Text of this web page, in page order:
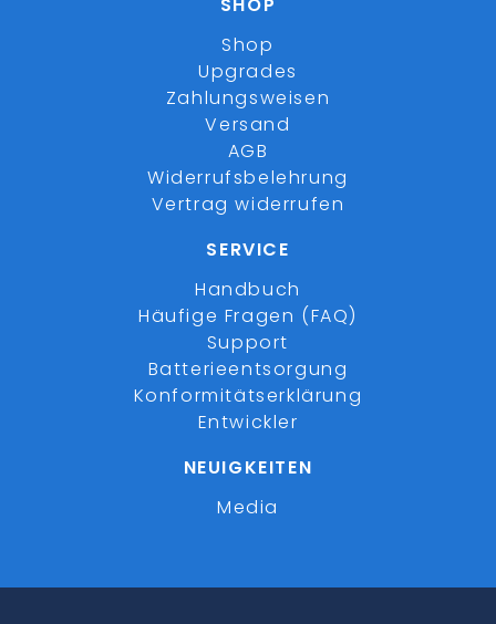
Shop
Upgrades
Zahlungsweisen
Versand
AGB
Widerrufsbelehrung
Vertrag widerrufen
SERVICE
Handbuch
Häufige Fragen (FAQ)
Support
Batterieentsorgung
Konformitätserklärung
Entwickler
NEUIGKEITEN
Media